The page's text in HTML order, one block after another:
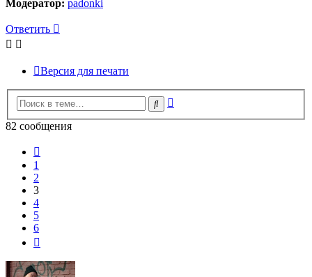
Модератор: padonki
Ответить
Версия для печати
Поиск
82 сообщения
1
2
3
4
5
6